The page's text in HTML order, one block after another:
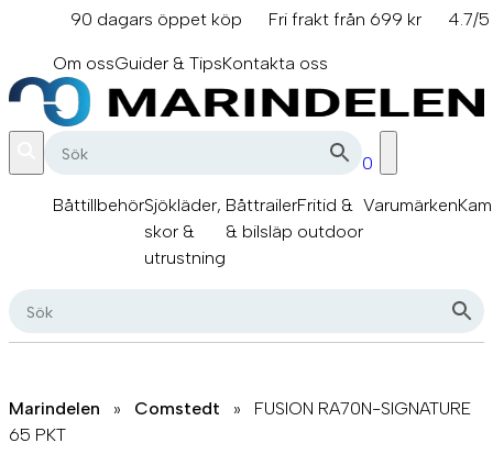
innehåll
90 dagars öppet köp Fri frakt från 699 kr
4.7/
Om ossGuider & TipsKontakta oss
0
BåttillbehörSjökläder,
skor &
utrustning
Båttrailer
& bilsläp
Fritid &
outdoor
Varumärken
Marindelen » Comstedt »
FUSION RA70N-SIGNATURE
65 PKT